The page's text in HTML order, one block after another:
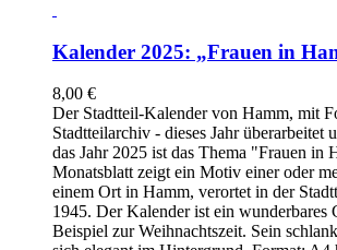
Kalender 2025: „Frauen in
8,00 €
Der Stadtteil-Kalender von Hamm, mit
Stadtteilarchiv - dieses Jahr überarbeitet
das Jahr 2025 ist das Thema "Frauen in
Monatsblatt zeigt ein Motiv einer oder
einem Ort in Hamm, verortet in der
1945. Der Kalender ist ein wunderbares
Beispiel zur Weihnachtszeit. Sein